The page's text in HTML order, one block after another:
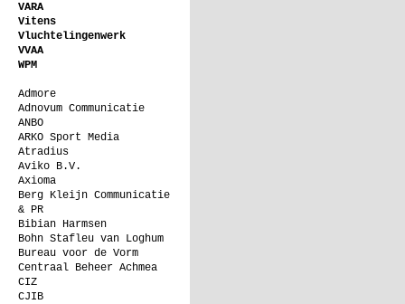
VARA
Vitens
Vluchtelingenwerk
VVAA
WPM
Admore
Adnovum Communicatie
ANBO
ARKO Sport Media
Atradius
Aviko B.V.
Axioma
Berg Kleijn Communicatie
& PR
Bibian Harmsen
Bohn Stafleu van Loghum
Bureau voor de Vorm
Centraal Beheer Achmea
CIZ
CJIB